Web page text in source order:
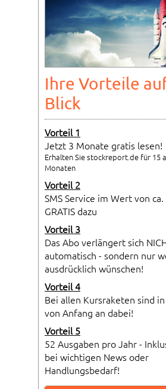
Ihre Vorteile
Blick
Vorteil 1
Jetzt 3 Monate gratis lesen!
Erhalten Sie stockreport.de für 15
Monaten
Vorteil 2
SMS Service im Wert von
GRATIS dazu
Vorteil 3
Das Abo verlängert sich
automatisch - sondern nur
ausdrücklich wünschen!
Vorteil 4
Bei allen Kursraketen sind
von Anfang an dabei!
Vorteil 5
52 Ausgaben pro Jahr -
bei wichtigen News oder
Handlungsbedarf!